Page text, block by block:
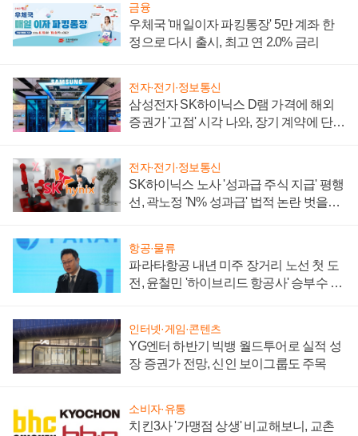
금융
우체국 '매일이자 파킹통장' 5만 계좌 한
정으로 다시 출시, 최고 연 2.0% 금리
전자·전기·정보통신
삼성전자 SK하이닉스 D램 가격에 해외
증권가 '고점' 시각 나와, 장기 계약에 단점
전자·전기·정보통신
SK하이닉스 노사 '성과급 주식 지급' 평행
선, 곽노정 'N% 성과급' 법적 논란 벗을지
항공·물류
파라타항공 내년 미주 장거리 노선 첫 도
전, 윤철민 '하이브리드 항공사' 승부수 통
인터넷·게임·콘텐츠
YG엔터 하반기 빅뱅 월드투어로 실적 성
장 증권가 전망, 신인 보이그룹도 주목
소비자·유통
치킨3사 '가맹점 상생' 비교해보니, 교촌